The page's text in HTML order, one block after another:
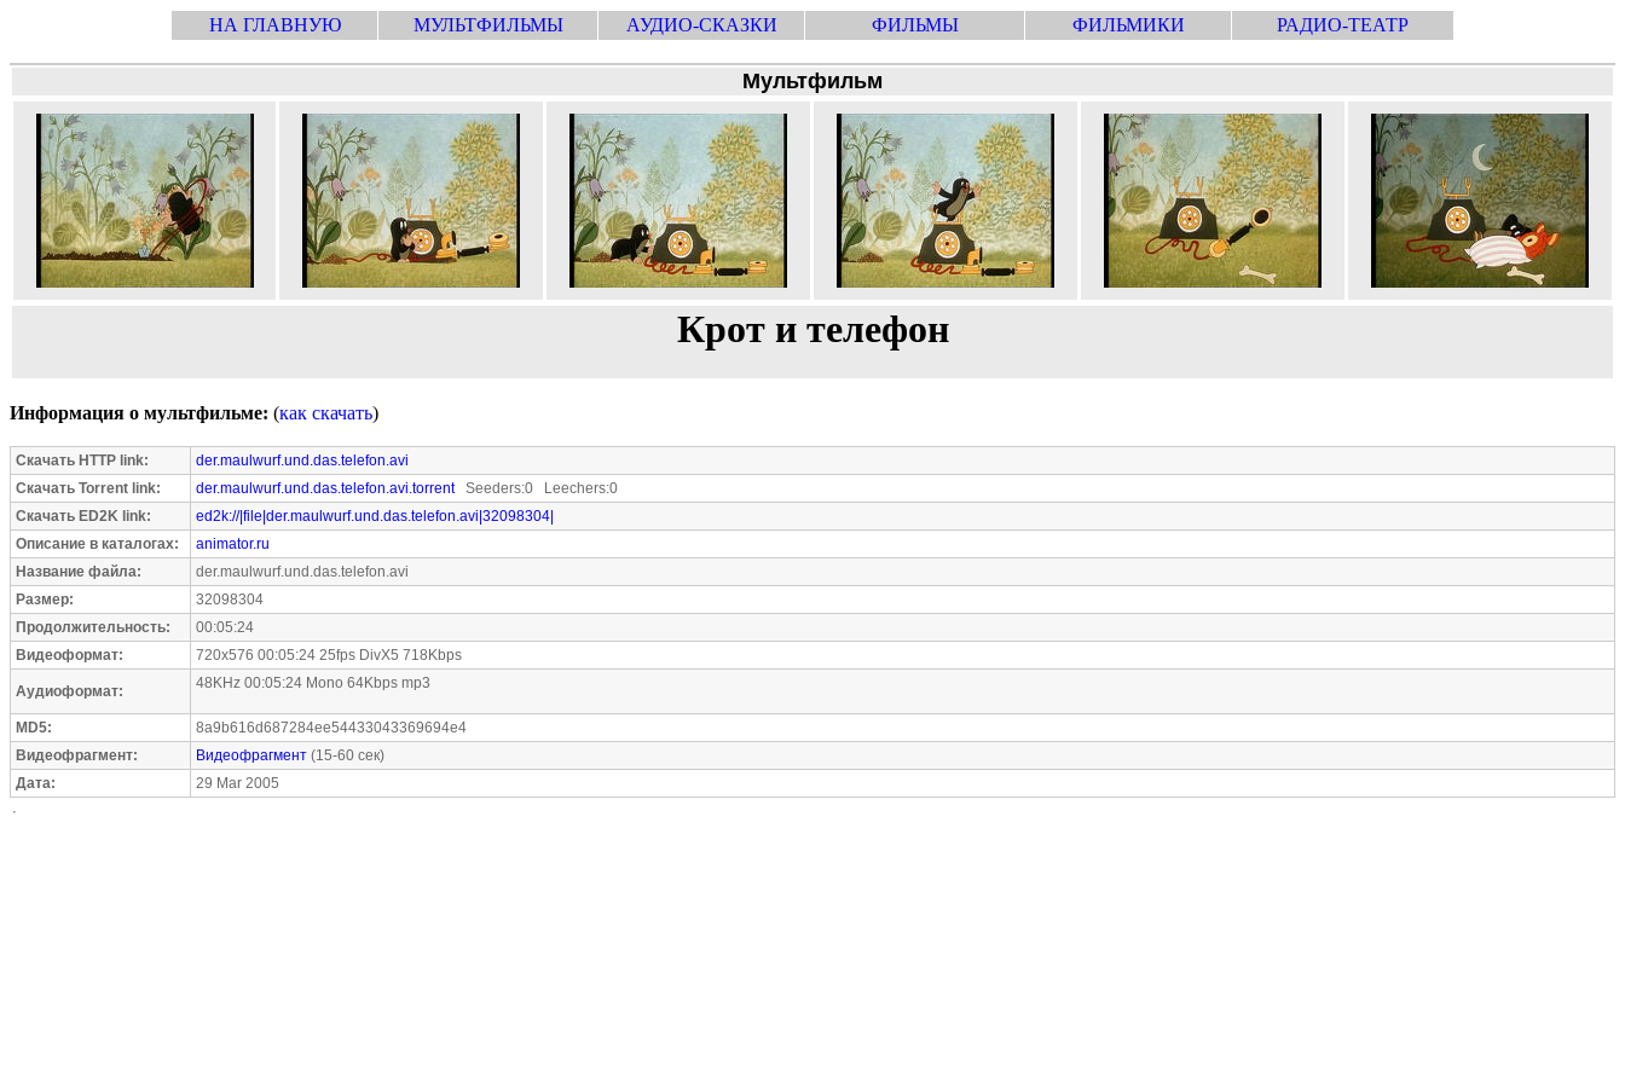
НА ГЛАВНУЮ МУЛЬТФИЛЬМЫ АУДИО-СКАЗКИ ФИЛЬМЫ ФИЛЬМИКИ РАДИО-ТЕАТР
Мультфильм
Крот и телефон
Информация о мультфильме: (как скачать)
Скачать HTTP link:
der.maulwurf.und.das.telefon.avi
Скачать Torrent link:
der.maulwurf.und.das.telefon.avi.torrentSeeders:0 Leechers:0
Скачать ED2K link:
ed2k://|file|der.maulwurf.und.das.telefon.avi|32098304|
Описание в каталогах:
animator.ru
Название файла:
der.maulwurf.und.das.telefon.avi
Размер:
32098304
Продолжительность:
00:05:24
Видеоформат:
720x576 00:05:24 25fps DivX5 718Kbps
Аудиоформат: 48KHz 00:05:24 Mono 64Kbps mp3
MD5:
8a9b616d687284ee54433043369694e4
Видеофрагмент:
Видеофрагмент (15-60 сек)
Дата:
29 Mar 2005